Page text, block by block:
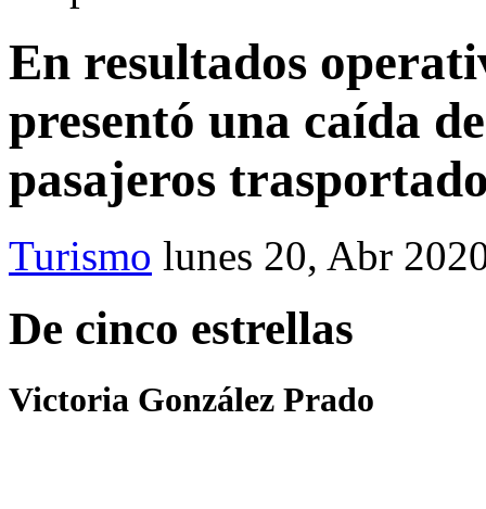
En resultados
presentó una caída
pasajeros
Turismo lunes 20, Abr
De cinco estrellas
Victoria González Prado